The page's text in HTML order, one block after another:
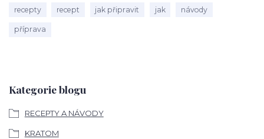
Kategorie blogu
RECEPTY A NÁVODY
KRATOM
recepty
recept jak připravit jak návody
příprava